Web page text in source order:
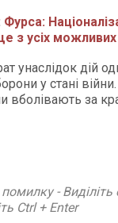
Фурса:
з усіх можливих
унаслідок дій
у стані
вболівають за
-
Ctrl + Enter